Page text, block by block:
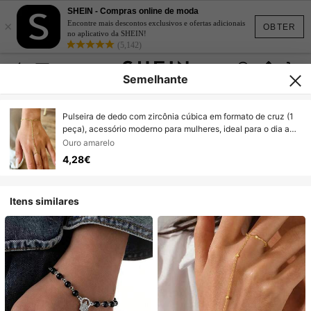
OBTER
×
SHEIN - Compras online de moda
Encontre mais descontos exclusivos e ofertas adicionais
no aplicativo da SHEIN!
(5,142)
Semelhante
Pulseira de dedo com zircônia cúbica em formato de cruz (1
peça), acessório moderno para mulheres, ideal para o dia a
dia, encontros, festas, ótimo presente para ela.
Ouro amarelo
4,28€
Itens similares